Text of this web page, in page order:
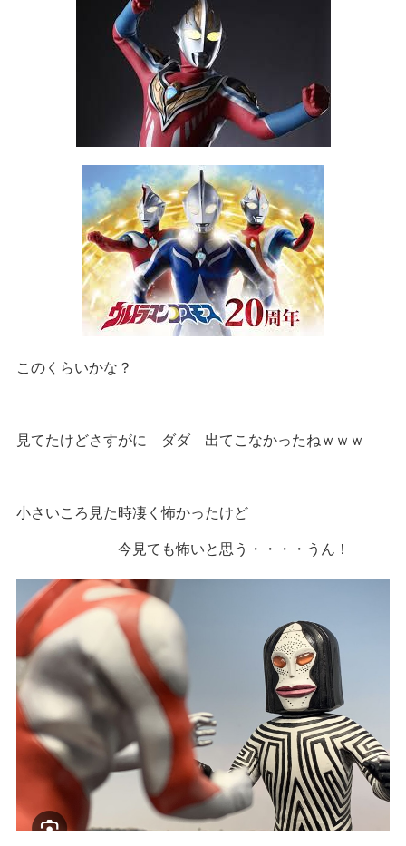
このくらいかな？
見てたけどさすがに ダダ 出てこなかったねｗｗｗ
小さいころ見た時凄く怖かったけど
今見ても怖いと思う・・・・うん！